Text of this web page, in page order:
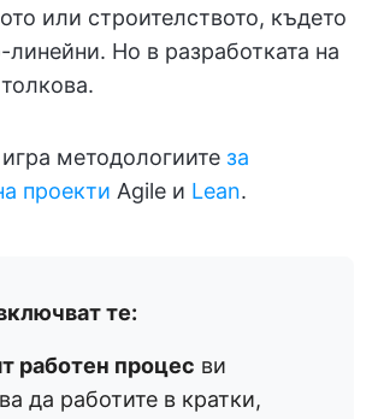
или строителството, където
линейни. Но в разработката на
методологиите за
проекти Agile и Lean.
те:
работен процес ви
да работите в кратки,